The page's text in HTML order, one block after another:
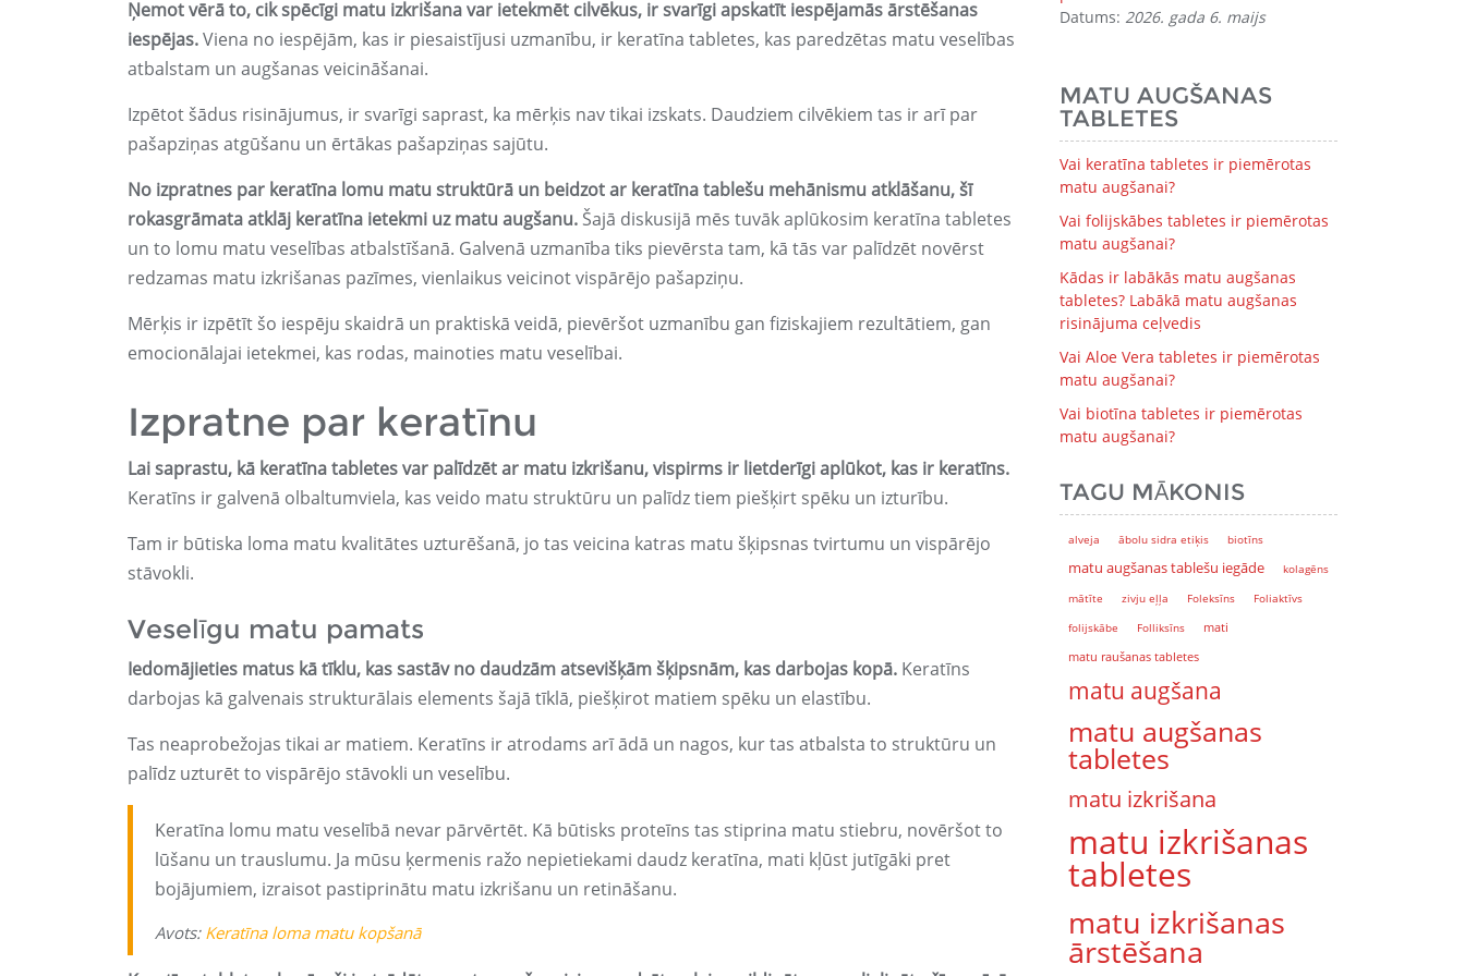
Ņemot vērā to, cik spēcīgi matu izkrišana var ietekmēt cilvēkus, ir svarīgi apskatīt iespējamās ārstēšanas
iespējas.Viena no iespējām, kas ir piesaistījusi uzmanību, ir keratīna tabletes, kas paredzētas matu veselības
atbalstam un augšanas veicināšanai.
Izpētot šādus risinājumus, ir svarīgi saprast, ka mērķis nav tikai izskats. Daudziem cilvēkiem tas ir arī par
pašapziņas atgūšanu un ērtākas pašapziņas sajūtu.
No izpratnes par keratīna lomu matu struktūrā un beidzot ar keratīna tablešu mehānismu atklāšanu, šī
rokasgrāmata atklāj keratīna ietekmi uz matu augšanu. Šajā diskusijā mēs tuvāk aplūkosim keratīna tabletes
un to lomu matu veselības atbalstīšanā. Galvenā uzmanība tiks pievērsta tam, kā tās var palīdzēt novērst
redzamas matu izkrišanas pazīmes, vienlaikus veicinot vispārējo pašapziņu.
Mērķis ir izpētīt šo iespēju skaidrā un praktiskā veidā, pievēršot uzmanību gan fiziskajiem rezultātiem, gan
emocionālajai ietekmei, kas rodas, mainoties matu veselībai.
Izpratne par keratīnu
Lai saprastu, kā keratīna tabletes var palīdzēt ar matu izkrišanu, vispirms ir lietderīgi aplūkot, kas ir keratīns.
Keratīns ir galvenā olbaltumviela, kas veido matu struktūru un palīdz tiem piešķirt spēku un izturību.
Tam ir būtiska loma matu kvalitātes uzturēšanā, jo tas veicina katras matu šķipsnas tvirtumu un vispārējo
stāvokli.
Veselīgu matu pamats
Iedomājieties matus kā tīklu, kas sastāv no daudzām atsevišķām šķipsnām, kas darbojas kopā. Keratīns
darbojas kā galvenais strukturālais elements šajā tīklā, piešķirot matiem spēku un elastību.
Tas neaprobežojas tikai ar matiem. Keratīns ir atrodams arī ādā un nagos, kur tas atbalsta to struktūru un
palīdz uzturēt to vispārējo stāvokli un veselību.
Keratīna lomu matu veselībā nevar pārvērtēt. Kā būtisks proteīns tas stiprina matu stiebru, novēršot to
lūšanu un trauslumu. Ja mūsu ķermenis ražo nepietiekami daudz keratīna, mati kļūst jutīgāki pret
bojājumiem, izraisot pastiprinātu matu izkrišanu un retināšanu.
Avots: Keratīna loma matu kopšanā
Datums: 2026. gada 6. maijs
MATU AUGŠANAS
TABLETES
Vai keratīna tabletes ir piemērotas
matu augšanai?
Vai folijskābes tabletes ir piemērotas
matu augšanai?
Kādas ir labākās matu augšanas
tabletes? Labākā matu augšanas
risinājuma ceļvedis
Vai Aloe Vera tabletes ir piemērotas
matu augšanai?
Vai biotīna tabletes ir piemērotas
matu augšanai?
TAGU MĀKONIS
alveja ābolu sidra etiķis biotīns
matu augšanas tablešu iegāde
kolagēns
mātīte
zivju eļļa Foleksīns
Foliaktīvs
folijskābe
Folliksīns
mati
matu raušanas tabletes
matu augšana
matu augšanas
tabletes
matu izkrišana
matu izkrišanas
tabletes
matu izkrišanas
ārstēšana